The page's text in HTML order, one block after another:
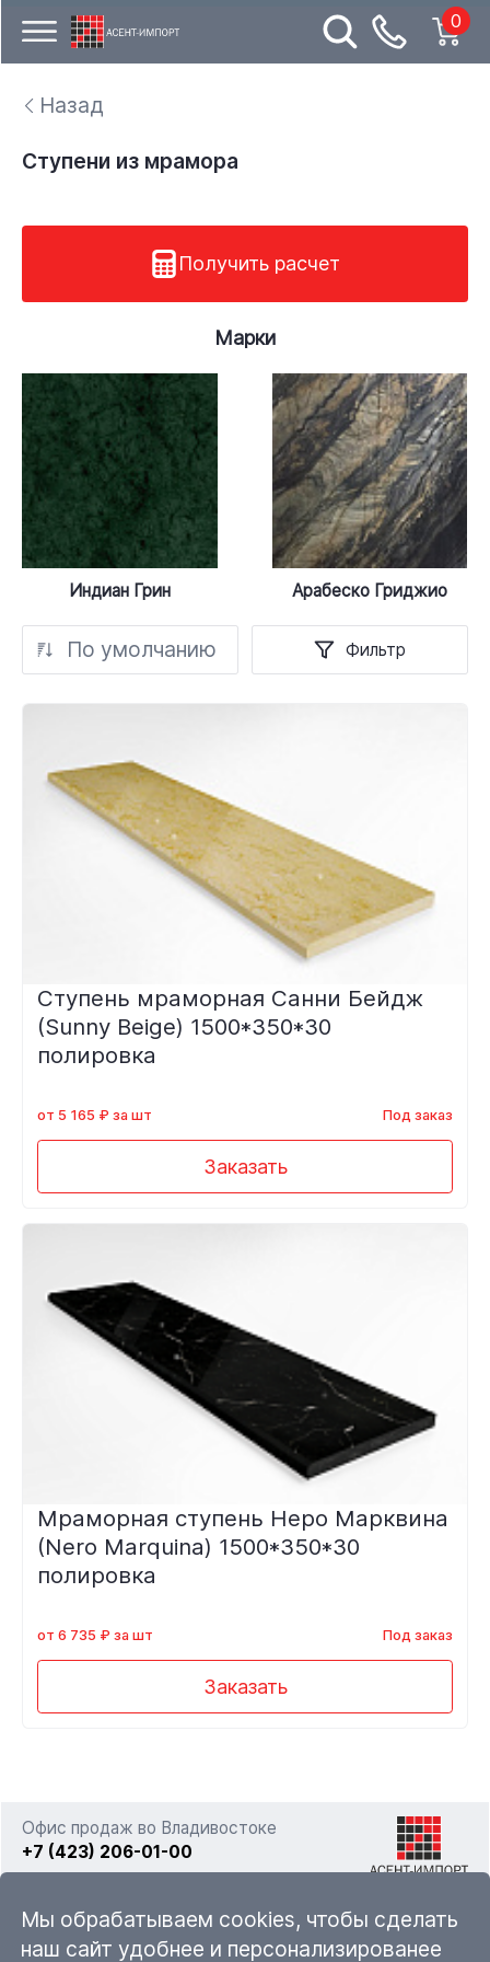
0
Назад
Ступени из мрамора
Получить расчет
Марки
Индиан Грин Арабеско Гриджио
По умолчанию Фильтр
Ступень мраморная Санни Бейдж
(Sunny Beige) 1500*350*30
полировка
от 5 165 ₽ за шт Под заказ
Заказать
Мраморная ступень Неро Марквина
(Nero Marquina) 1500*350*30
полировка
от 6 735 ₽ за шт Под заказ
Заказать
Офис продаж во Владивостоке
+7 (423) 206-01-00
Мы обрабатываем cookies, чтобы сделать
наш сайт удобнее и персонализированее